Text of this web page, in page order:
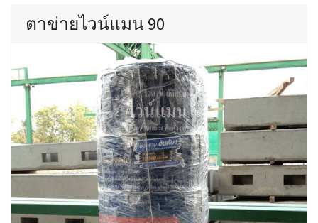
ตาข่ายไวน์แมน 90